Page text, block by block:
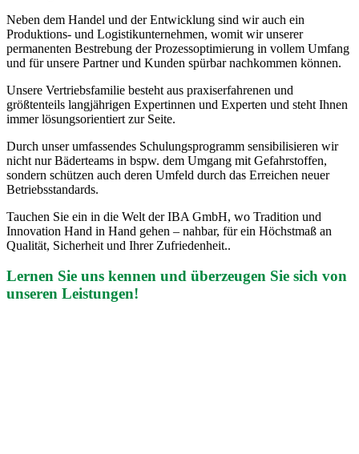
Neben dem Handel und der Entwicklung sind wir auch ein
Produktions- und Logistikunternehmen, womit wir unserer
permanenten Bestrebung der Prozessoptimierung in vollem Umfang
und für unsere Partner und Kunden spürbar nachkommen können.
Unsere Vertriebsfamilie besteht aus praxiserfahrenen und
größtenteils langjährigen Expertinnen und Experten und steht Ihnen
immer lösungsorientiert zur Seite.
Durch unser umfassendes Schulungsprogramm sensibilisieren wir
nicht nur Bäderteams in bspw. dem Umgang mit Gefahrstoffen,
sondern schützen auch deren Umfeld durch das Erreichen neuer
Betriebsstandards.
Tauchen Sie ein in die Welt der IBA GmbH, wo Tradition und
Innovation Hand in Hand gehen – nahbar, für ein Höchstmaß an
Qualität, Sicherheit und Ihrer Zufriedenheit..
Lernen Sie uns kennen und überzeugen Sie sich von
unseren Leistungen!